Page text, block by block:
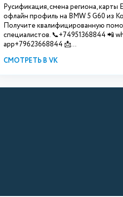
Русификация, смена региона, карты
офлайн профиль на BMW 5 G60 из
Получите квалифицированную
специалистов. 📞+74951368844 📲
app+79623668844 📩...
СМОТРЕТЬ В VK